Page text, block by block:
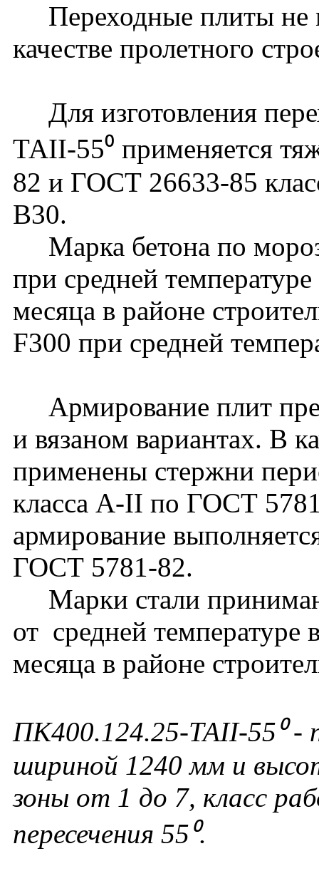
Переходные плиты не
качестве пролетного
Для изготовления
ТАII-55⁰ применяется
82 и ГОСТ 26633-85
В30.
Марка бетона по
при средней
месяца в районе
F300 при средней
Армирование плит
и вязаном вариантах. В
применены стержни
класса А-II по ГОСТ
армирование
ГОСТ 5781-82.
Марки стали
от средней температуре
месяца в районе
ПК400.124.25-ТАII-55⁰ -
шириной 1240 мм и
зоны от 1 до 7, класс
пересечения 55⁰.